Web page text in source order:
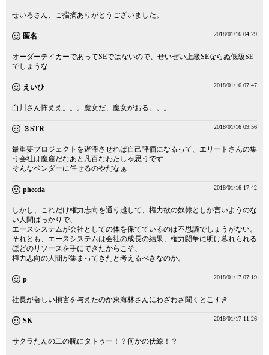
せいろさん、ご指摘ありがとうございました。
匿名 2018/01/16 04:29
オーダーテイカーであってSEではないので、せいぜい上級SEならぬ低級SE
でしょうな
えいひ 2018/01/16 07:47
白川さん怖ええ。。。魔女だ、魔女がおる。。。
３STR 2018/01/16 09:56
最重要プロジェクトを遅滞させれば自己評価になるって、エリートさんの集
う会社は魔窟だなあと凡百なわたしゃ思うです
そんなベンダーに任せるのやだなぁ
phecda 2018/01/16 17:42
しかし、これだけ権力志向を通り越して、権力欲の奴隷としか言いようのな
い人間ばっかりで、
エースシステムが会社としての体を保てているのは不思議でしょうがない。
それとも、エースシステムは会社の成長の結果、権力闘争に明け暮れられる
ほどのリソースを手にできたからこそ、
権力志向の人間が集まってきたと考えるべきなのか。
p 2018/01/17 07:19
社長が著しい損害を与えたのか東海林さんにわざわざ聞くとこすき
SK 2018/01/17 11:26
サクラたんの二の腕にタトゥー！？何かの伏線！？